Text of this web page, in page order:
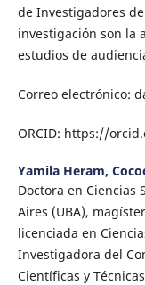
de Investigadores
investigación son la
estudios de
Correo electrónico:
ORCID: https://
Yamila Heram,
Doctora en Ciencias
Aires (UBA),
licenciada en
Investigadora del
Científicas y